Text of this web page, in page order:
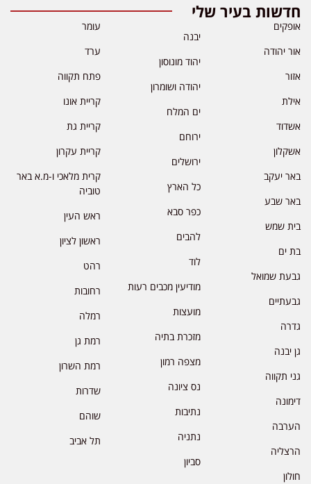
חדשות בעיר שלי
אופקים
אור יהודה
אזור
אילת
אשדוד
אשקלון
באר יעקב
באר שבע
בית שמש
בת ים
גבעת שמואל
גבעתיים
גדרה
גן יבנה
גני תקווה
דימונה
הערבה
הרצליה
חולון
יבנה
יהוד מונוסון
יהודה ושומרון
ים המלח
ירוחם
ירושלים
כל הארץ
כפר סבא
להבים
לוד
מודיעין מכבים רעות
מועצות
מזכרת בתיה
מצפה רמון
נס ציונה
נתיבות
נתניה
סביון
עומר
ערד
פתח תקווה
קריית אונו
קריית גת
קריית עקרון
קרית מלאכי ו-מ.א באר
טוביה
ראש העין
ראשון לציון
רהט
רחובות
רמלה
רמת גן
רמת השרון
שדרות
שוהם
תל אביב